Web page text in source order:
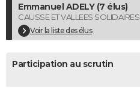
S'inscrire
Se connecter
Lycées
Collèges
Primaires
Universités
Entreprises
Service militaire
Avis de recherche
AVIS DE DÉCÈS
FORUM
Bricolage
Lifestyle
Culture
Sport
Auto
Television
Voyage
Cinema
Emmanuel ADELY (7 élus)
CAUSSE ET VALLEES SOLIDAIRES
Voir la liste des élus
Participation au scrutin